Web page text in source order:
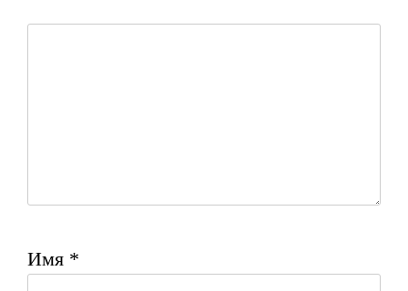
Имя *